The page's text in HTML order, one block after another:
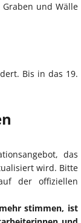
und Wälle
Bis in das 19.
das
wird. Bitte
der offiziellen
stimmen, ist